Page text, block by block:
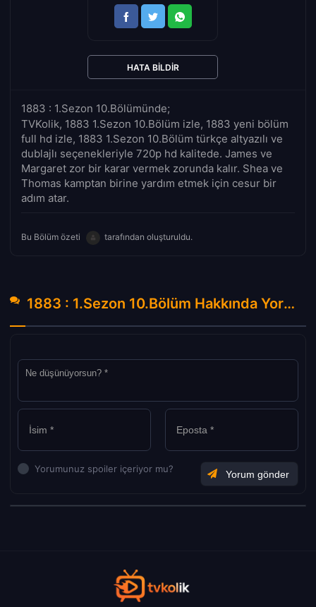
1883 : 1.Sezon 10.Bölümünde;
TVKolik, 1883 1.Sezon 10.Bölüm izle, 1883 yeni bölüm
full hd izle, 1883 1.Sezon 10.Bölüm türkçe altyazılı ve
dublajlı seçenekleriyle 720p hd kalitede. James ve
Margaret zor bir karar vermek zorunda kalır. Shea ve
Thomas kamptan birine yardım etmek için cesur bir
adım atar.
Bu Bölüm özeti tarafından oluşturuldu.
HATA BILDIR
1883 : 1.Sezon 10.Bölüm Hakkında Yorumlar
Yorumunuz spoiler içeriyor mu?